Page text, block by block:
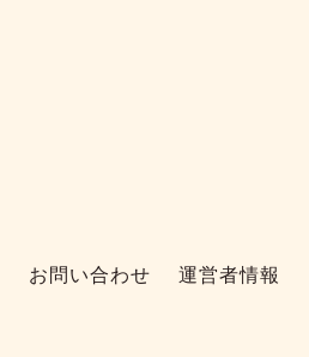
お問い合わせ 運営者情報